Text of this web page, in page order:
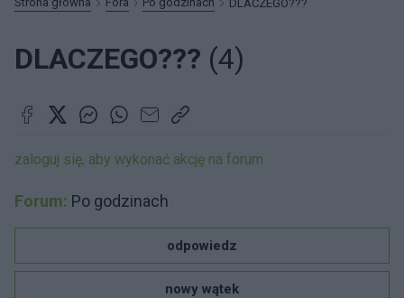
DLACZEGO???
DLACZEGO??? (4)
zaloguj się, aby wykonać akcję na forum
Forum: Po godzinach
odpowiedz
nowy wątek